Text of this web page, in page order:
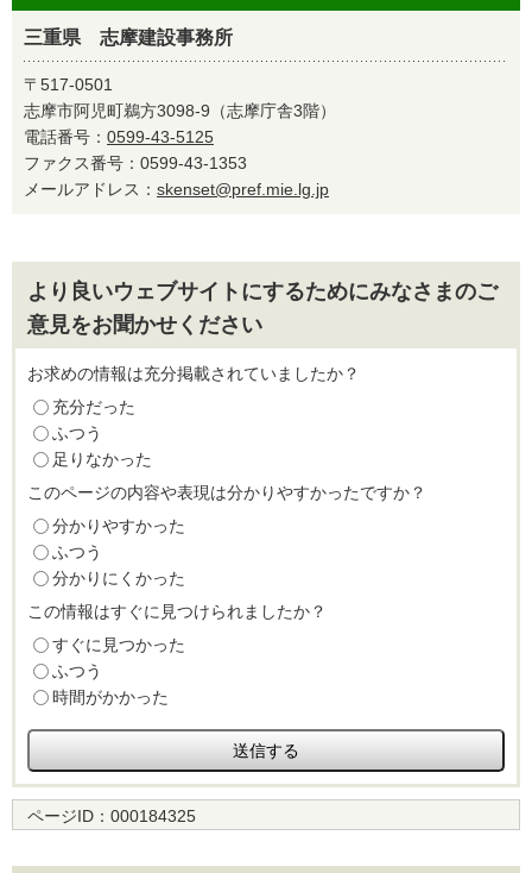
三重県 志摩建設事務所
〒517-0501
志摩市阿児町鵜方3098-9（志摩庁舎3階）
電話番号： 0599-43-5125
ファクス番号：0599-43-1353
メールアドレス： skenset@pref.mie.lg.jp
より良いウェブサイトにするためにみなさまのご
意見をお聞かせください
お求めの情報は充分掲載されていましたか？
充分だった
ふつう
足りなかった
このページの内容や表現は分かりやすかったですか？
分かりやすかった
ふつう
分かりにくかった
この情報はすぐに見つけられましたか？
すぐに見つかった
ふつう
時間がかかった
ページID： 000184325